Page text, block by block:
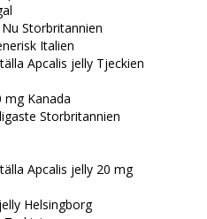
Storbritannien
Italien
Apcalis jelly Tjeckien
mg Kanada
Storbritannien
Apcalis jelly 20 mg
Helsingborg